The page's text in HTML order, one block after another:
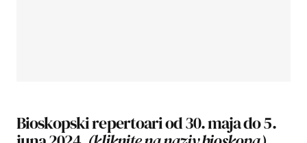
Bioskopski repertoari od 30. maja do 5.